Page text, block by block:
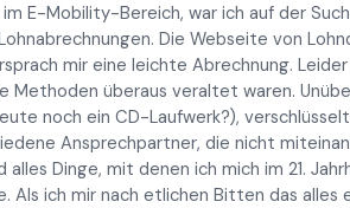
E-Mobility-Bereich, war ich auf der
Die Webseite von
mir eine leichte Abrechnung.
Methoden überaus veraltet waren.
noch ein CD-Laufwerk?),
Ansprechpartner, die nicht
alles Dinge, mit denen ich mich im 21.
Als ich mir nach etlichen Bitten das alles